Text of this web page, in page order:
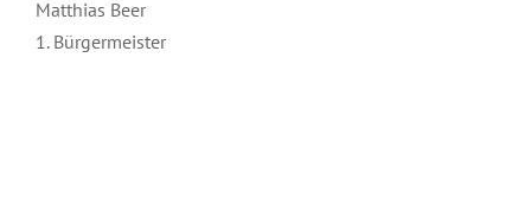
Matthias Beer
1. Bürgermeister